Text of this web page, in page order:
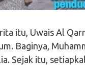
itu, Uwais Al
Baginya,
Sejak itu,